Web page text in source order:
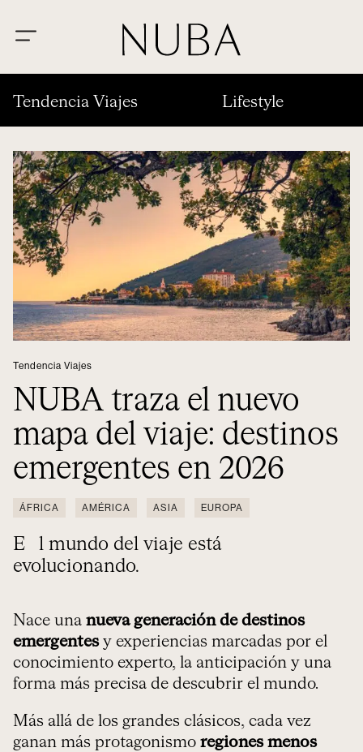
Tendencia Viajes Lifestyle
Tendencia Viajes
NUBA traza el nuevo
mapa del viaje: destinos
emergentes en 2026
ÁFRICA AMÉRICA ASIA EUROPA
El mundo del viaje está
evolucionando.
Nace una nueva generación de destinos
emergentesy experiencias marcadas por el
conocimiento experto, la anticipación y una
forma más precisa de descubrir el mundo.
Más allá de los grandes clásicos, cada vez
ganan más protagonismo regiones menos